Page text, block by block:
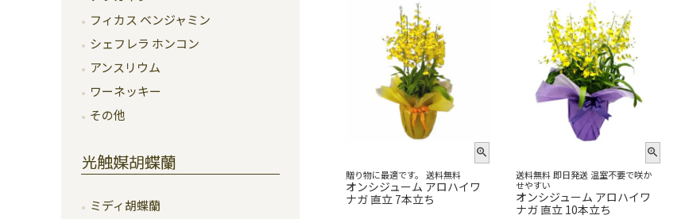
フィカス ベンジャミン
シェフレラ ホンコン
アンスリウム
ワーネッキー
その他
光触媒胡蝶蘭
ミディ胡蝶蘭
贈り物に最適です。 送料無料
オンシジューム アロハイワ
ナガ 直立 7本立ち
送料無料 即日発送 温室不要で咲か
せやすい
オンシジューム アロハイワ
ナガ 直立 10本立ち